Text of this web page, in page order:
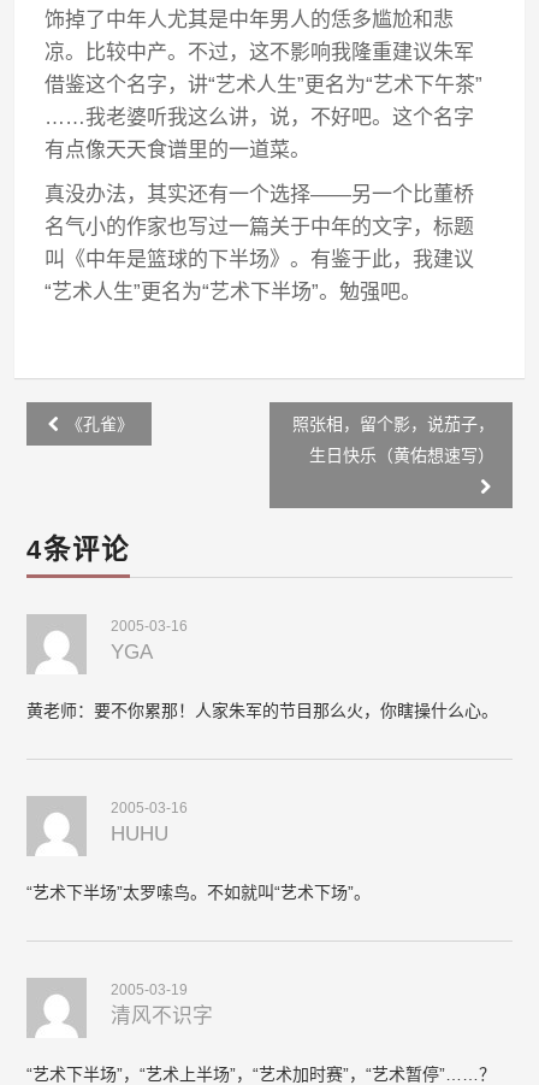
饰掉了中年人尤其是中年男人的恁多尴尬和悲
凉。比较中产。不过，这不影响我隆重建议朱军
借鉴这个名字，讲“艺术人生”更名为“艺术下午茶”
……我老婆听我这么讲，说，不好吧。这个名字
有点像天天食谱里的一道菜。
真没办法，其实还有一个选择——另一个比董桥
名气小的作家也写过一篇关于中年的文字，标题
叫《中年是篮球的下半场》。有鉴于此，我建议
“艺术人生”更名为“艺术下半场”。勉强吧。
Post
navigation
《孔雀》
照张相，留个影，说茄子，
生日快乐（黄佑想速写）
4条评论
2005-03-16
YGA
黄老师：要不你累那！人家朱军的节目那么火，你瞎操什么心。
2005-03-16
HUHU
“艺术下半场”太罗嗦鸟。不如就叫“艺术下场”。
2005-03-19
清风不识字
“艺术下半场”，“艺术上半场”，“艺术加时赛”，“艺术暂停”……？